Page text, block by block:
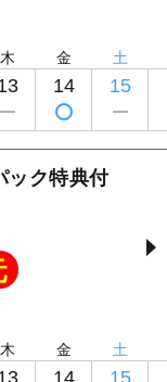
木 金
14
土
15
ック特典付
木 金
14
土
15